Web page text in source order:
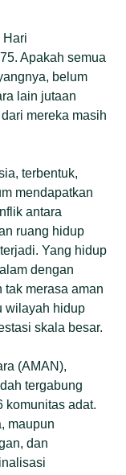
Hari
Apakah semua
belum
lain jutaan
mereka masih
terbentuk,
mendapatkan
antara
ruang hidup
Yang hidup
dengan
tak merasa aman
wilayah hidup
skala besar.
(AMAN),
tergabung
komunitas adat.
maupun
dan